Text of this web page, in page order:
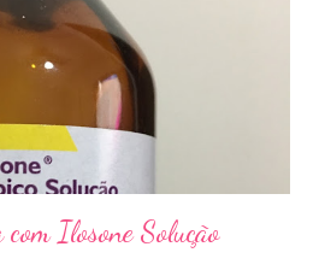
por isso, pelo uso de muito
. E utilizei o Ciclopirox olamina que é
para tratamento dermatológico
Ilosone Solução